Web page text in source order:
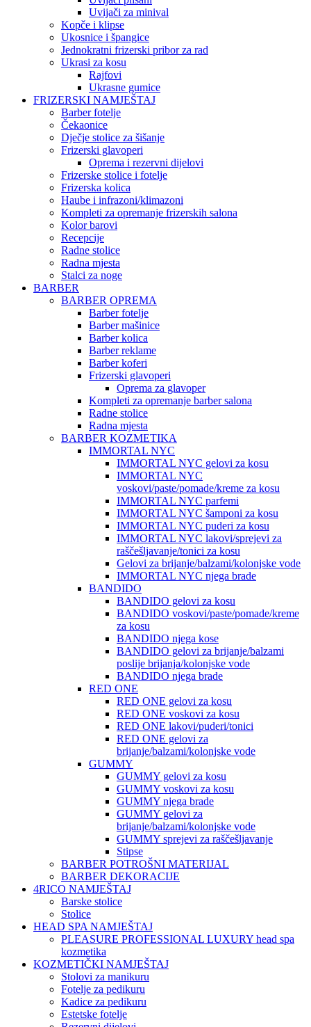
Uvijači za minival
Kopče i klipse
Ukosnice i špangice
Jednokratni frizerski pribor za rad
Ukrasi za kosu
Rajfovi
Ukrasne gumice
FRIZERSKI NAMJEŠTAJ
Barber fotelje
Čekaonice
Dječje stolice za šišanje
Frizerski glavoperi
Oprema i rezervni dijelovi
Frizerske stolice i fotelje
Frizerska kolica
Haube i infrazoni/klimazoni
Kompleti za opremanje frizerskih salona
Kolor barovi
Recepcije
Radne stolice
Radna mjesta
Stalci za noge
BARBER
BARBER OPREMA
Barber fotelje
Barber mašinice
Barber kolica
Barber reklame
Barber koferi
Frizerski glavoperi
Oprema za glavoper
Kompleti za opremanje barber salona
Radne stolice
Radna mjesta
BARBER KOZMETIKA
IMMORTAL NYC
IMMORTAL NYC gelovi za kosu
IMMORTAL NYC
voskovi/paste/pomade/kreme za kosu
IMMORTAL NYC parfemi
IMMORTAL NYC šamponi za kosu
IMMORTAL NYC puderi za kosu
IMMORTAL NYC lakovi/sprejevi za
raščešljavanje/tonici za kosu
Gelovi za brijanje/balzami/kolonjske vode
IMMORTAL NYC njega brade
BANDIDO
BANDIDO gelovi za kosu
BANDIDO voskovi/paste/pomade/kreme
za kosu
BANDIDO njega kose
BANDIDO gelovi za brijanje/balzami
poslije brijanja/kolonjske vode
BANDIDO njega brade
RED ONE
RED ONE gelovi za kosu
RED ONE voskovi za kosu
RED ONE lakovi/puderi/tonici
RED ONE gelovi za
brijanje/balzami/kolonjske vode
GUMMY
GUMMY gelovi za kosu
GUMMY voskovi za kosu
GUMMY njega brade
GUMMY gelovi za
brijanje/balzami/kolonjske vode
GUMMY sprejevi za raščešljavanje
Stipse
BARBER POTROŠNI MATERIJAL
BARBER DEKORACIJE
4RICO NAMJEŠTAJ
Barske stolice
Stolice
HEAD SPA NAMJEŠTAJ
PLEASURE PROFESSIONAL LUXURY head spa
kozmetika
KOZMETIČKI NAMJEŠTAJ
Stolovi za manikuru
Fotelje za pedikuru
Kadice za pedikuru
Estetske fotelje